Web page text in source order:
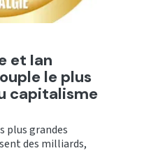
et Ian
le plus
capitalisme
plus grandes
des milliards,